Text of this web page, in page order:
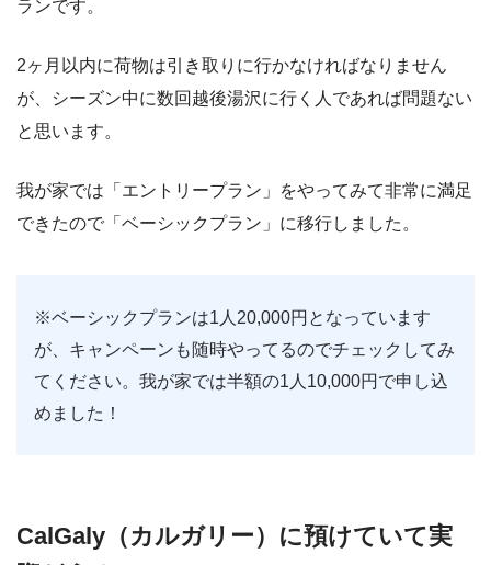
ランです。
2ヶ月以内に荷物は引き取りに行かなければなりません
が、シーズン中に数回越後湯沢に行く人であれば問題ない
と思います。
我が家では「エントリープラン」をやってみて非常に満足
できたので「ベーシックプラン」に移行しました。
※ベーシックプランは1人20,000円となっています
が、キャンペーンも随時やってるのでチェックしてみ
てください。我が家では半額の1人10,000円で申し込
めました！
CalGaly（カルガリー）に預けていて実